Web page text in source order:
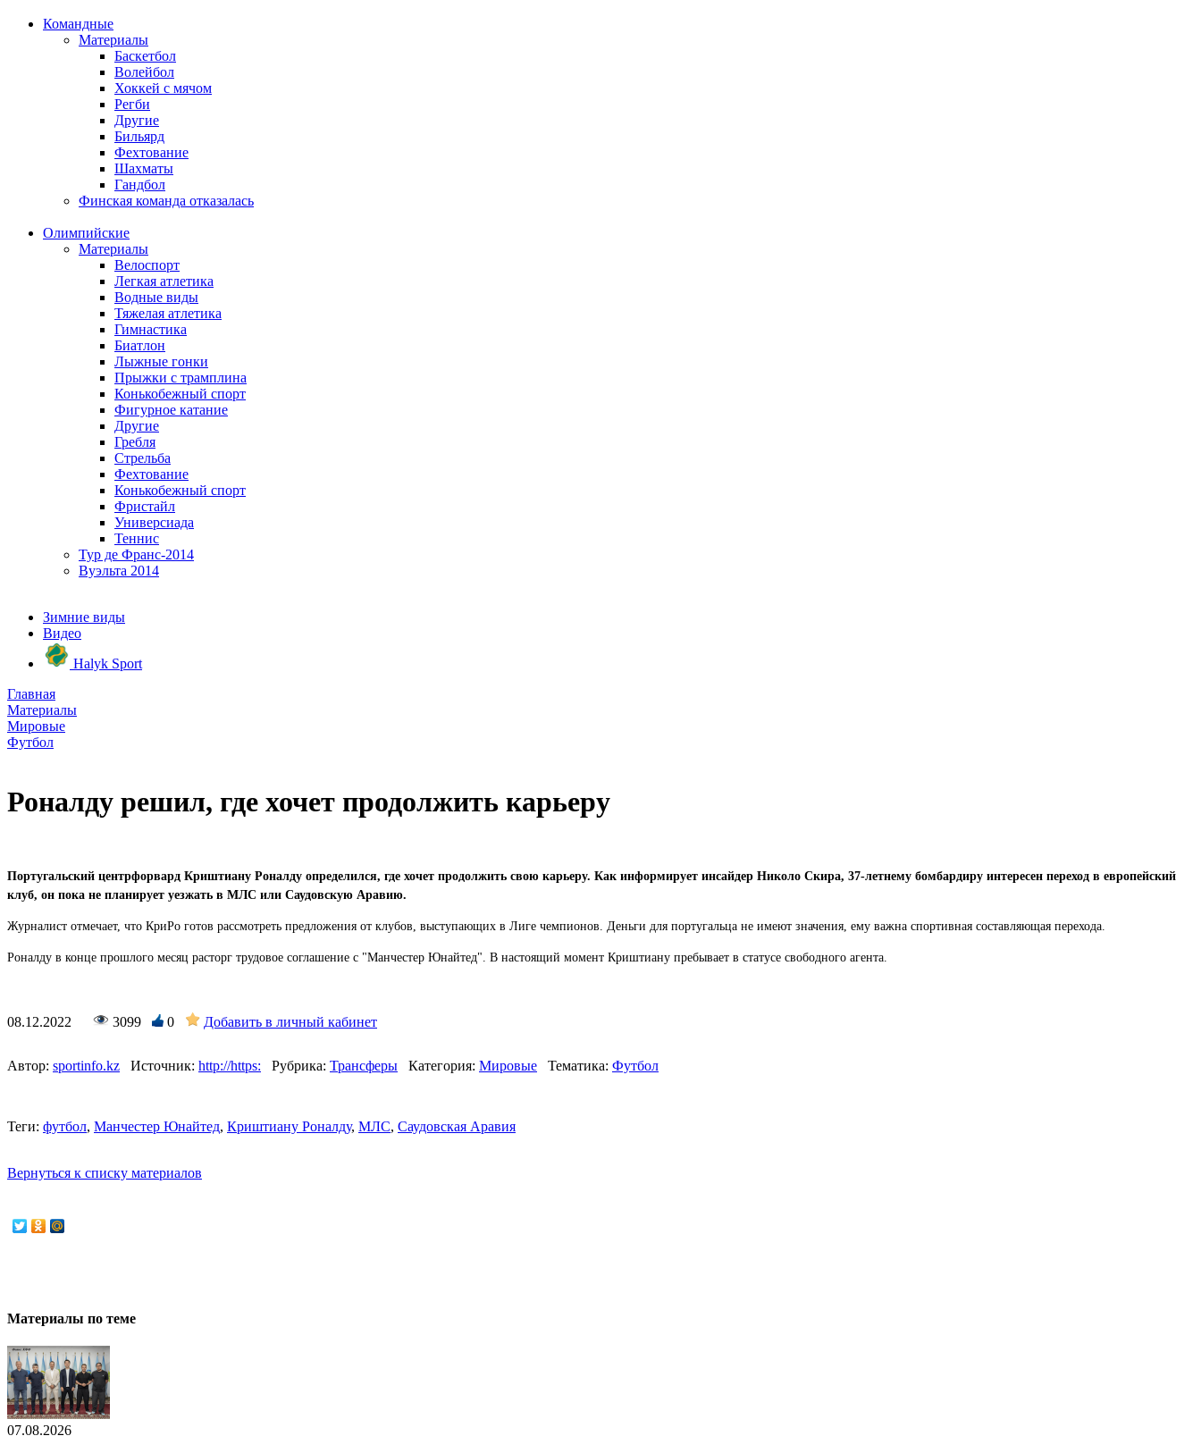
Командные
Материалы
Баскетбол
Волейбол
Хоккей с мячом
Регби
Другие
Бильярд
Фехтование
Шахматы
Гандбол
Финская команда отказалась
Олимпийские
Материалы
Велоспорт
Легкая атлетика
Водные виды
Тяжелая атлетика
Гимнастика
Биатлон
Лыжные гонки
Прыжки с трамплина
Конькобежный спорт
Фигурное катание
Другие
Гребля
Стрельба
Фехтование
Конькобежный спорт
Фристайл
Универсиада
Теннис
Тур де Франс-2014
Вуэльта 2014
Зимние виды
Видео
Halyk Sport
Главная
Материалы
Мировые
Футбол
Роналду решил, где хочет продолжить карьеру
Португальский центрфорвард Криштиану Роналду определился, где хочет продолжить свою карьеру. Как информирует инсайдер Николо Скира, 37-летнему бомбардиру интересен переход в европейский
клуб, он пока не планирует уезжать в МЛС или Саудовскую Аравию.
Журналист отмечает, что КриРо готов рассмотреть предложения от клубов, выступающих в Лиге чемпионов. Деньги для португальца не имеют значения, ему важна спортивная составляющая перехода.
Роналду в конце прошлого месяц расторг трудовое соглашение с "Манчестер Юнайтед". В настоящий момент Криштиану пребывает в статусе свободного агента.
08.12.2022 3099 0 Добавить в личный кабинет
Автор: sportinfo.kz Источник: http://https: Рубрика: Трансферы Категория: Мировые Тематика: Футбол
Теги: футбол, Манчестер Юнайтед, Криштиану Роналду, МЛС, Саудовская Аравия
Вернуться к списку материалов
Материалы по теме
07.08.2026